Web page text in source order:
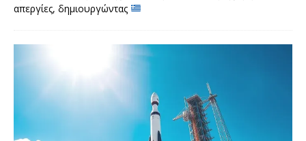
απεργίες, δημιουργώντας